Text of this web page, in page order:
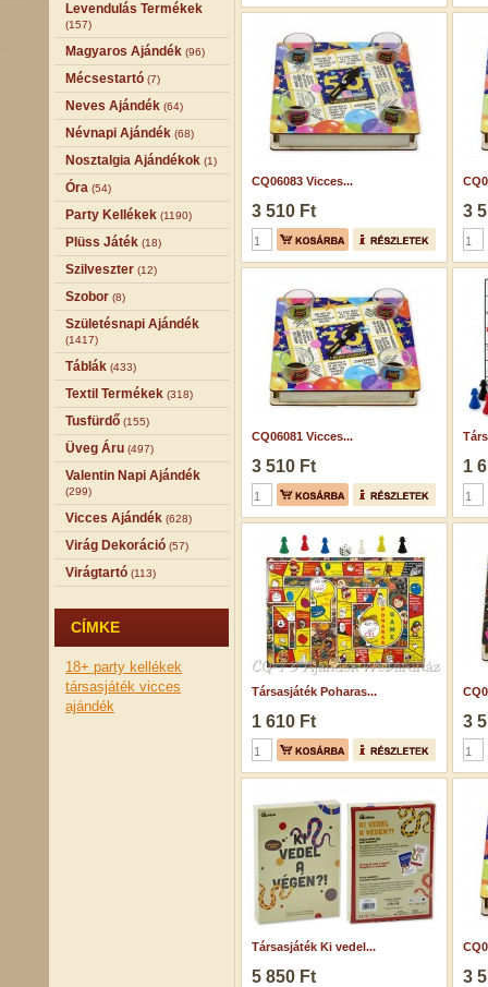
Levendulás Termékek
(157)
Magyaros Ajándék (96)
Mécsestartó (7)
Neves Ajándék (64)
Névnapi Ajándék (68)
Nosztalgia Ajándékok (1)
Óra (54)
Party Kellékek (1190)
Plüss Játék (18)
Szilveszter (12)
Szobor (8)
Születésnapi Ajándék
(1417)
Táblák (433)
Textil Termékek (318)
Tusfürdő (155)
Üveg Áru (497)
Valentin Napi Ajándék
(299)
Vicces Ajándék (628)
Virág Dekoráció (57)
Virágtartó (113)
CÍMKE
18+ party kellékek
társasjáték vicces
ajándék
CQ06083 Vicces...
3 510 Ft 3
CQ06081 Vicces...
3 510 Ft 1
Társasjáték Poharas...
1 610 Ft 3
Társasjáték Ki vedel...
5 850 Ft 3